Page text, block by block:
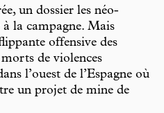
un dossier les néo-
la campagne. Mais
offensive des
de violences
l’ouest de l’Espagne où
un projet de mine de